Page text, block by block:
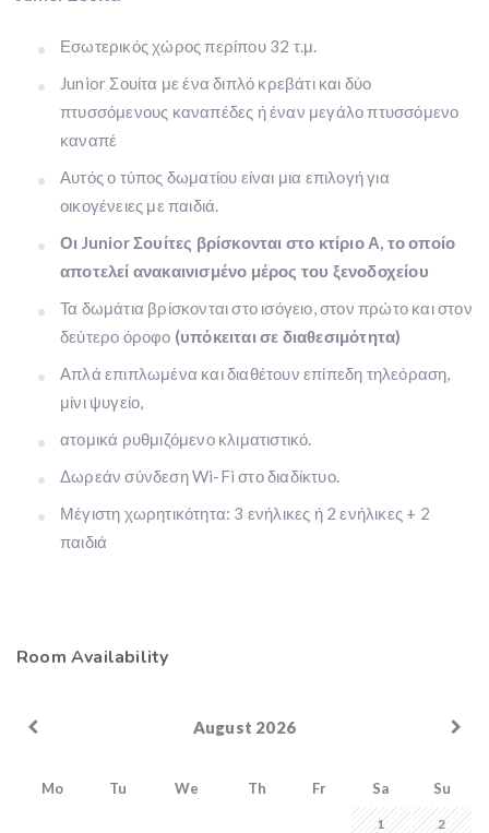
Εσωτερικός χώρος περίπου 32 τ.μ.
Junior Σουίτα με ένα διπλό κρεβάτι και δύο
πτυσσόμενους καναπέδες ή έναν μεγάλο πτυσσόμενο
καναπέ
Αυτός ο τύπος δωματίου είναι μια επιλογή για
οικογένειες με παιδιά.
Οι Junior Σουίτες βρίσκονται στο κτίριο Α, το οποίο
αποτελεί ανακαινισμένο μέρος του ξενοδοχείου
Τα δωμάτια βρίσκονται στο ισόγειο, στον πρώτο και στον
δεύτερο όροφο (υπόκειται σε διαθεσιμότητα)
Απλά επιπλωμένα και διαθέτουν επίπεδη τηλεόραση,
μίνι ψυγείο,
ατομικά ρυθμιζόμενο κλιματιστικό.
Δωρεάν σύνδεση Wi-Fi στο διαδίκτυο.
Μέγιστη χωρητικότητα: 3 ενήλικες ή 2 ενήλικες + 2
παιδιά
Room Availability
August 2026
Mo Tu We Th Fr Sa Su
1 2